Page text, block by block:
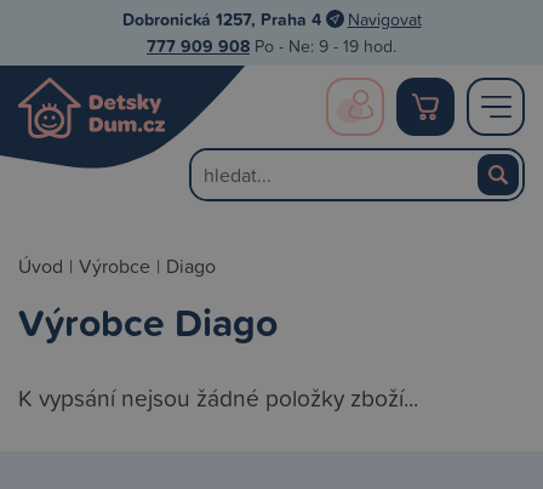
Dobronická 1257, Praha 4 Navigovat
777 909 908 Po - Ne: 9 - 19 hod.
Úvod | Výrobce | Diago
Výrobce Diago
K vypsání nejsou žádné položky zboží...